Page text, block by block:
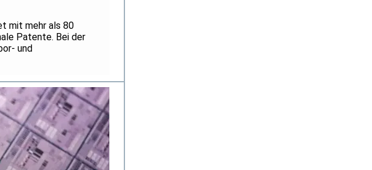
mit mehr als 80
Patente. Bei der
und